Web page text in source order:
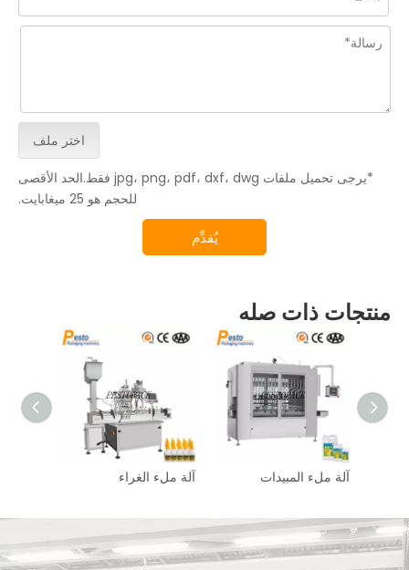
اختر ملف
*يرجى تحميل ملفات jpg، png، pdf، dxf، dwg فقط.الحد الأقصى
للحجم هو 25 ميغابايت.
يُقدِّم
منتجات ذات صله
آلة ملء الغراء آلة ملء المبيدات